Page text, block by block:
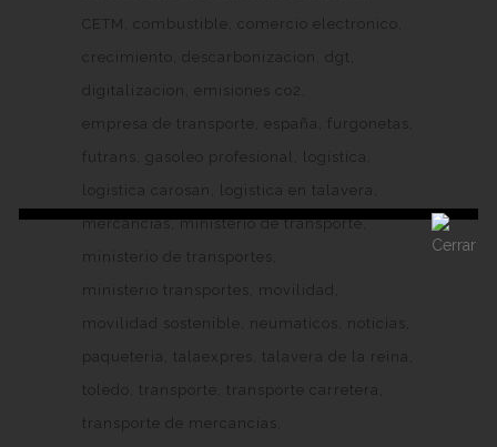
CETM
combustible
comercio electronico
crecimiento
descarbonizacion
dgt
digitalizacion
emisiones co2
empresa de transporte
españa
furgonetas
futrans
gasoleo profesional
logistica
logistica carosan
logistica en talavera
mercancias ministerio de transporte
ministerio de transportes
ministerio transportes
movilidad
movilidad sostenible
neumaticos
noticias
paqueteria
talaexpres
talavera de la reina
toledo
transporte
transporte carretera
transporte de mercancias